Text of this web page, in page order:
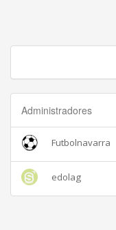
Administradores
Futbolnavarra
edolag